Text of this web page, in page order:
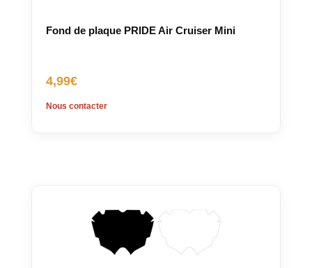
Fond de plaque PRIDE Air Cruiser Mini
4,99€
Nous contacter